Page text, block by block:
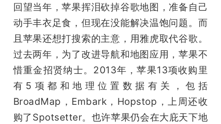
回望当年，苹果挥泪砍掉谷歌地图，准备自己
动手丰衣足食，但现在没能解决温饱问题。而
且苹果还想打搜索的主意，用雅虎取代谷歌。
过去两年，为了改进导航和地图应用，苹果不
惜重金招贤纳士。2013年，苹果13项收购里
有5项都和地理位置数据有关，包括
BroadMap，Embark，Hopstop，上周还收
购了Spotsetter。也许苹果仍会在大庇天下地